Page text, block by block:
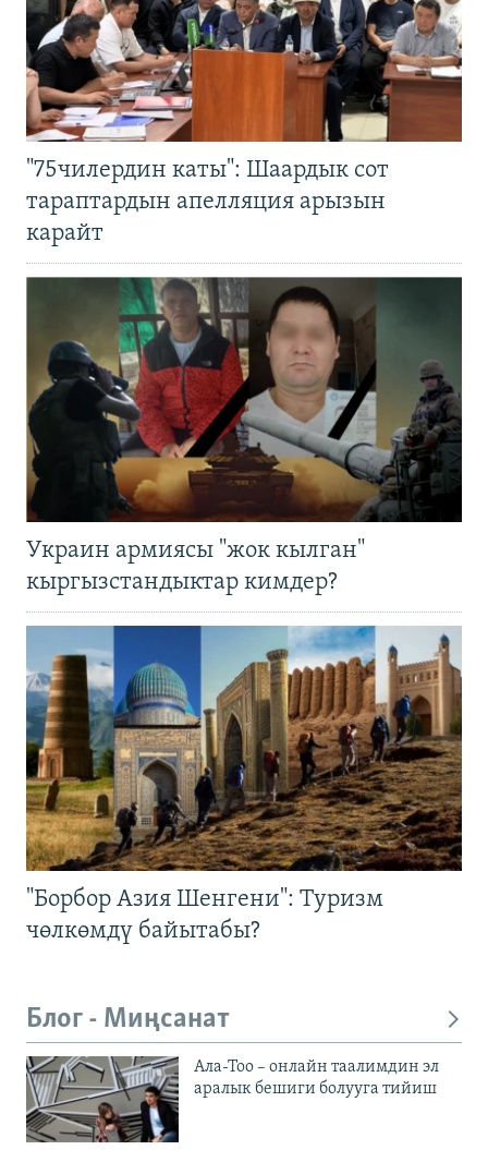
"75чилердин каты": Шаардык сот
тараптардын апелляция арызын
карайт
Украин армиясы "жок кылган"
кыргызстандыктар кимдер?
"Борбор Азия Шенгени": Туризм
чөлкөмдү байытабы?
Блог - Миңсанат
Ала-Тоо – онлайн таалимдин эл
аралык бешиги болууга тийиш